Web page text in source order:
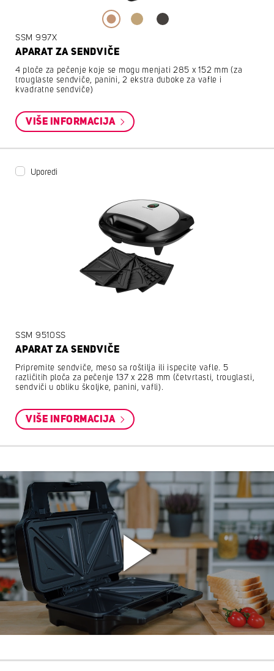
SSM 997X
APARAT ZA SENDVIČE
4 ploče za pečenje koje se mogu menjati 285 x 152 mm (za
trouglaste sendviče, panini, 2 ekstra duboke za vafle i
kvadratne sendviče)
VIŠE INFORMACIJA
Uporedi
SSM 9510SS
APARAT ZA SENDVIČE
Pripremite sendviče, meso sa roštilja ili ispecite vafle. 5
različitih ploča za pečenje 137 x 228 mm (četvrtasti, trouglasti,
sendviči u obliku školjke, panini, vafli).
VIŠE INFORMACIJA